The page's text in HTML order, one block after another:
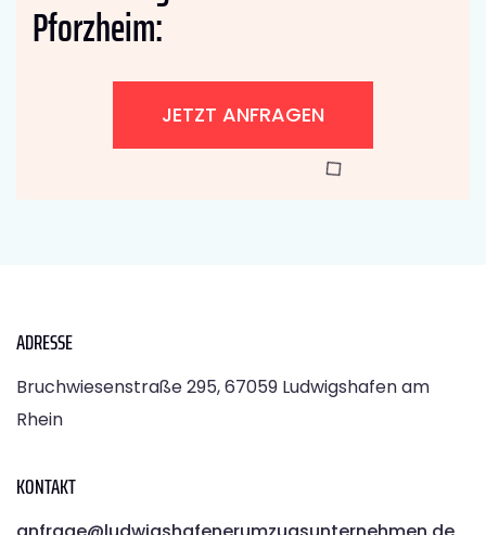
Pforzheim:
JETZT ANFRAGEN
ADRESSE
Bruchwiesenstraße 295, 67059 Ludwigshafen am
Rhein
KONTAKT